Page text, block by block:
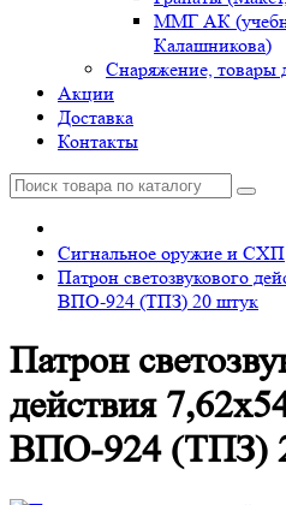
ММГ АК
Калашникова)
Снаряжение, товары
Акции
Доставка
Контакты
Сигнальное оружие и СХП
Патрон светозвукового
ВПО-924 (ТПЗ) 20 штук
Патрон
действия
ВПО-924 (ТПЗ)